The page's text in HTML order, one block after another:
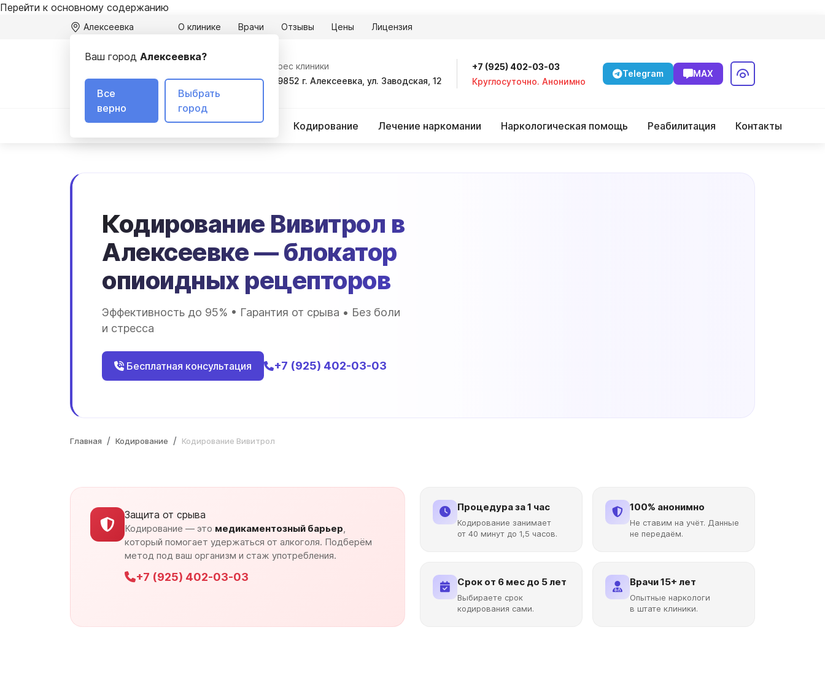
Перейти к основному содержанию
Алексеевка
Ваш город Алексеевка?
Все
верно
Выбрать
город
О клинике Врачи Отзывы Цены Лицензия
Адрес клиники
309852 г. Алексеевка, ул. Заводская, 12
+7 (925) 402-03-03
Круглосуточно. Анонимно
Telegram MAX
Вывод из запоя Лечение алкоголизма Кодирование Лечение наркомании Наркологическая помощь Реабилитация Контакты
Кодирование Вивитрол в
Алексеевке — блокатор
опиоидных рецепторов
Эффективность до 95% • Гарантия от срыва • Без боли
и стресса
Бесплатная консультация +7 (925) 402-03-03
Главная Кодирование Кодирование Вивитрол
Защита от срыва
Кодирование — это медикаментозный барьер,
который помогает удержаться от алкоголя. Подберём
метод под ваш организм и стаж употребления.
+7 (925) 402-03-03
Процедура за 1 час
Кодирование занимает
от 40 минут до 1,5 часов.
100% анонимно
Не ставим на учёт. Данные
не передаём.
Срок от 6 мес до 5 лет
Выбираете срок
кодирования сами.
Врачи 15+ лет
Опытные наркологи
в штате клиники.